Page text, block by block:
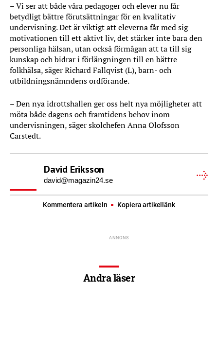
– Vi ser att både våra pedagoger och elever nu får
betydligt bättre förutsättningar för en kvalitativ
undervisning. Det är viktigt att eleverna får med sig
motivationen till ett aktivt liv, det stärker inte bara den
personliga hälsan, utan också förmågan att ta till sig
kunskap och bidrar i förlängningen till en bättre
folkhälsa, säger Richard Fallqvist (L), barn- och
utbildningsnämndens ordförande.
– Den nya idrottshallen ger oss helt nya möjligheter att
möta både dagens och framtidens behov inom
undervisningen, säger skolchefen Anna Olofsson
Carstedt.
David Eriksson
david@magazin24.se
Kommentera artikeln Kopiera artikellänk
Andra läser